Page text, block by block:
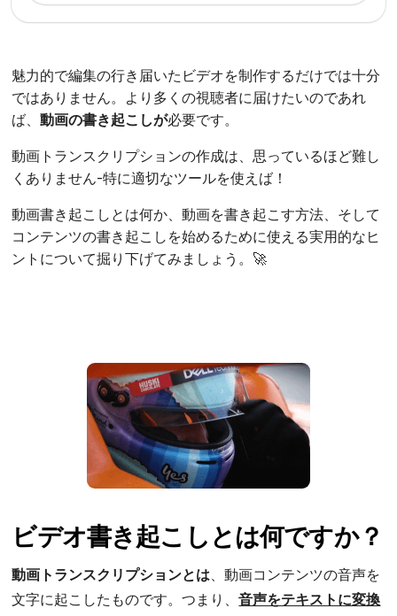
魅力的で編集の行き届いたビデオを制作するだけでは十分
ではありません。より多くの視聴者に届けたいのであれ
ば、動画の書き起こしが必要です。
動画トランスクリプションの作成は、思っているほど難し
くありません-特に適切なツールを使えば！
動画書き起こしとは何か、動画を書き起こす方法、そして
コンテンツの書き起こしを始めるために使える実用的なヒ
ントについて掘り下げてみましょう。🚀
ビデオ書き起こしとは何ですか？
動画トランスクリプションとは、動画コンテンツの音声を
文字に起こしたものです。つまり、音声をテキストに変換